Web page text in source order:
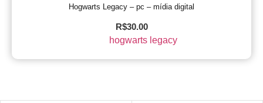
Hogwarts Legacy – pc – mídia digital
R$30.00
hogwarts legacy